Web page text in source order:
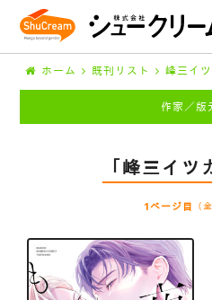
ホーム 既刊リスト 峰三イ
作家／版
「峰三イツ
1ページ目 （